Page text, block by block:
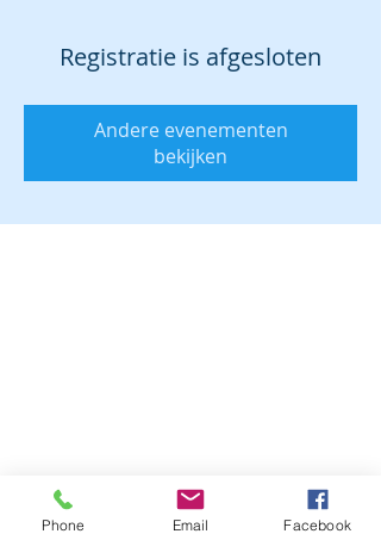
Registratie is afgesloten
Andere evenementen
bekijken
Phone Email Facebook